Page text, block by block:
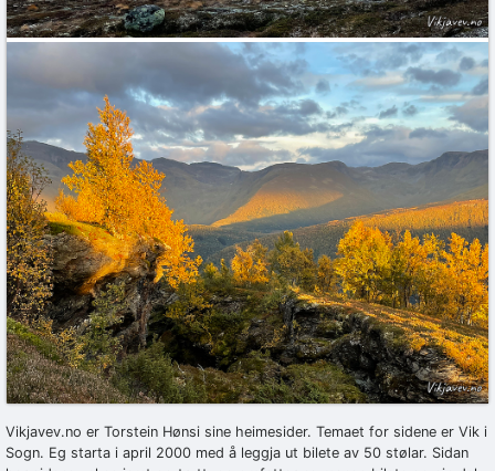
Vikjavev.no er Torstein Hønsi sine heimesider. Temaet for sidene er Vik i
Sogn. Eg starta i april 2000 med å leggja ut bilete av 50 stølar. Sidan